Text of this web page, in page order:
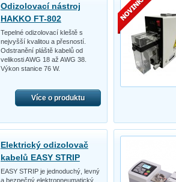
Odizolovací nástroj
HAKKO FT-802
Tepelné odizolovací kleště s
nejvyšší kvalitou a přesností.
Odstranění pláště kabelů od
velikosti AWG 18 až AWG 38.
Výkon stanice 76 W.
Více o produktu
Elektrický odizolovač
kabelů EASY STRIP
EASY STRIP je jednoduchý, levný
a bezpečný elektropneumatický